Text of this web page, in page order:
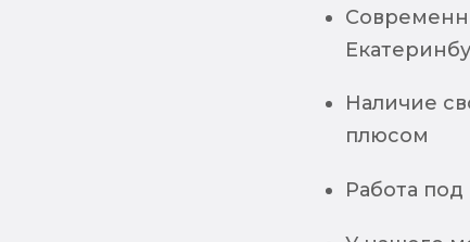
Наличие
плюсом
Работа